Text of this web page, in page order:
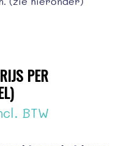
PER
BTW